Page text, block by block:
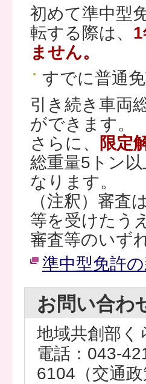
初めて準中型
転する際は、
ません。
すでに普通
引き続き車両
ができます。
さらに、
限定
総重量5トン
なります。
（注釈）審査
等を受けたう
審査等のいず
準中型免許
お問い合わ
地域共創部く
電話：043-
6104（交通